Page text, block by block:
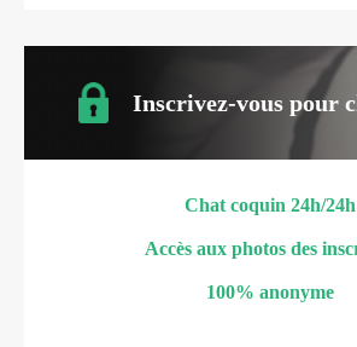
Inscrivez-vous pour
Chat coquin 24h/24h
Accès aux photos des
100% anonyme